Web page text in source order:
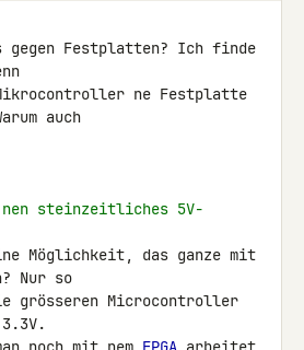
gegen Festplatten? Ich finde
ne Festplatte
auch
steinzeitliches 5V-
Möglichkeit, das ganze mit
Nur so
grösseren Microcontroller